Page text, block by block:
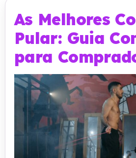
As Melhores
Pular: Guia
para